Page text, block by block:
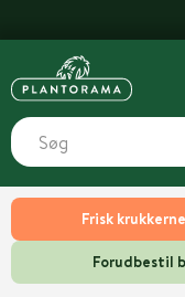
Frisk
Forudbestil